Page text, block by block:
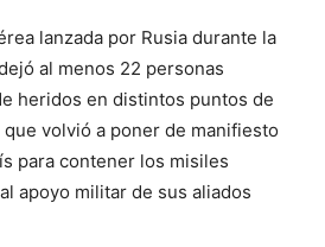
lanzada por Rusia durante la
al menos 22 personas
heridos en distintos puntos de
volvió a poner de manifiesto
para contener los misiles
apoyo militar de sus aliados